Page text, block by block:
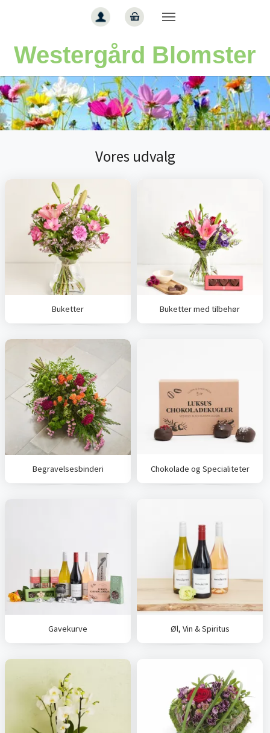
Westergård Blomster
Vores udvalg
Buketter Buketter med tilbehør
Begravelsesbinderi Chokolade og Specialiteter
Gavekurve Øl, Vin & Spiritus